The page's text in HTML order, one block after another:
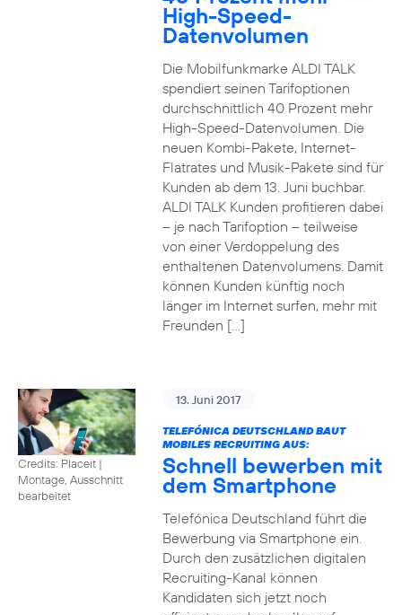
High-Speed-
Datenvolumen
Die Mobilfunkmarke ALDI TALK
spendiert seinen Tarifoptionen
durchschnittlich 40 Prozent mehr
High-Speed-Datenvolumen. Die
neuen Kombi-Pakete, Internet-
Flatrates und Musik-Pakete sind für
Kunden ab dem 13. Juni buchbar.
ALDI TALK Kunden profitieren dabei
– je nach Tarifoption – teilweise
von einer Verdoppelung des
enthaltenen Datenvolumens. Damit
können Kunden künftig noch
länger im Internet surfen, mehr mit
Freunden […]
Credits: Placeit |
Montage, Ausschnitt
bearbeitet
13. Juni 2017
TELEFÓNICA DEUTSCHLAND BAUT
MOBILES RECRUITING AUS:
Schnell bewerben mit
dem Smartphone
Telefónica Deutschland führt die
Bewerbung via Smartphone ein.
Durch den zusätzlichen digitalen
Recruiting-Kanal können
Kandidaten sich jetzt noch